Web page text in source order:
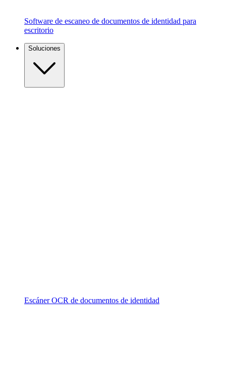
Software de escaneo de documentos de identidad para
escritorio
Soluciones
Escáner OCR de documentos de identidad